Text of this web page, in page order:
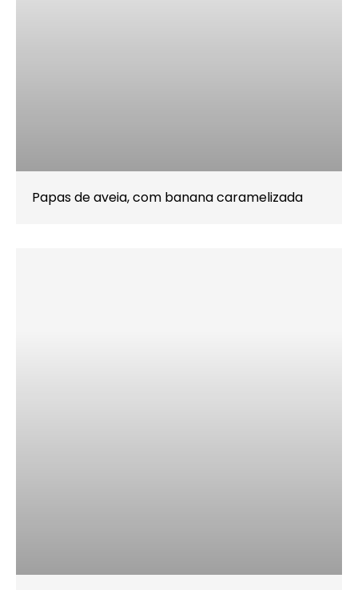
Papas de aveia, com banana caramelizada